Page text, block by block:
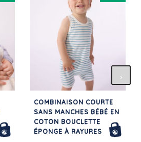
COMBINAISON COURTE
SANS MANCHES BÉBÉ EN
COTON BOUCLETTE
ÉPONGE À RAYURES